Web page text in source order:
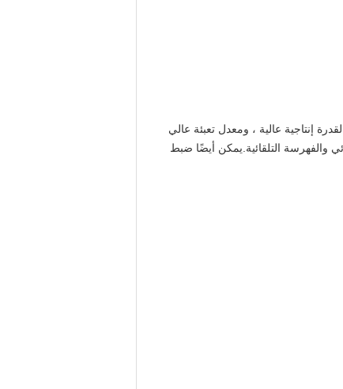
إنتاجية عالية ، ومعدل تعبئة عالي
والفهرسة التلقائية.يمكن أيضًا ضبط